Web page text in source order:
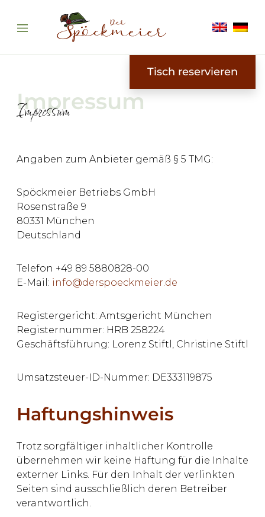
Tisch reservieren
Impressum
Angaben zum Anbieter gemäß § 5 TMG:
Spöckmeier Betriebs GmbH
Rosenstraße 9
80331 München
Deutschland
Telefon +49 89 5880828-00
E-Mail: info@derspoeckmeier.de
Registergericht: Amtsgericht München
Registernummer: HRB 258224
Geschäftsführung: Lorenz Stiftl, Christine Stiftl
Umsatzsteuer-ID-Nummer: DE333119875
Haftungshinweis
Trotz sorgfältiger inhaltlicher Kontrolle
übernehmen wir keine Haftung für die Inhalte
externer Links. Für den Inhalt der verlinkten
Seiten sind ausschließlich deren Betreiber
verantwortlich.